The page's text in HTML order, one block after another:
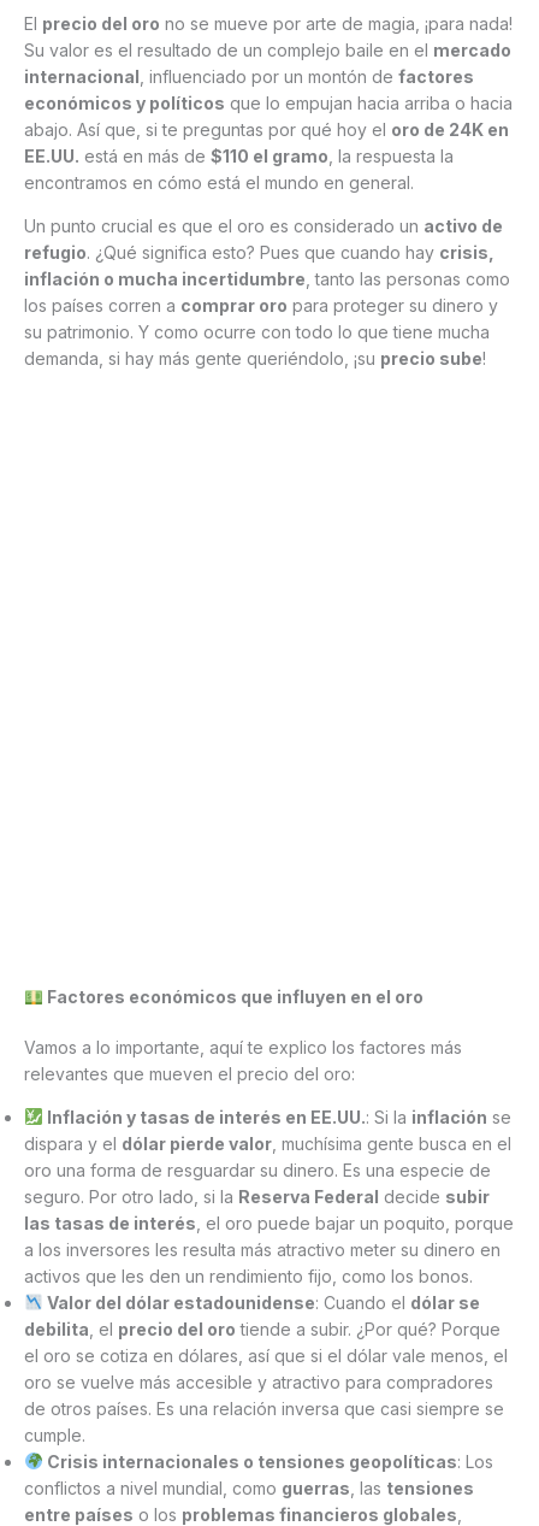
El precio del oro no se mueve por arte de magia, ¡para nada!
Su valor es el resultado de un complejo baile en el mercado
internacional , influenciado por un montón de factores
económicos y políticos que lo empujan hacia arriba o hacia
abajo. Así que, si te preguntas por qué hoy el oro de 24K en
EE.UU. está en más de $110 el gramo , la respuesta la
encontramos en cómo está el mundo en general.
Un punto crucial es que el oro es considerado un activo de
refugio. ¿Qué significa esto? Pues que cuando hay crisis,
inflación o mucha incertidumbre , tanto las personas como
los países corren a comprar oro para proteger su dinero y
su patrimonio. Y como ocurre con todo lo que tiene mucha
demanda, si hay más gente queriéndolo, ¡su precio sube!
Factores económicos que influyen en el oro
Vamos a lo importante, aquí te explico los factores más
relevantes que mueven el precio del oro:
Inflación y tasas de interés en EE.UU.: Si la inflación se
dispara y el dólar pierde valor , muchísima gente busca en el
oro una forma de resguardar su dinero. Es una especie de
seguro. Por otro lado, si la Reserva Federal decide subir
las tasas de interés , el oro puede bajar un poquito, porque
a los inversores les resulta más atractivo meter su dinero en
activos que les den un rendimiento fijo, como los bonos.
Valor del dólar estadounidense: Cuando el dólar se
debilita , el precio del oro tiende a subir. ¿Por qué? Porque
el oro se cotiza en dólares, así que si el dólar vale menos, el
oro se vuelve más accesible y atractivo para compradores
de otros países. Es una relación inversa que casi siempre se
cumple.
Crisis internacionales o tensiones geopolíticas: Los
conflictos a nivel mundial, como guerras , las tensiones
entre países o los problemas financieros globales